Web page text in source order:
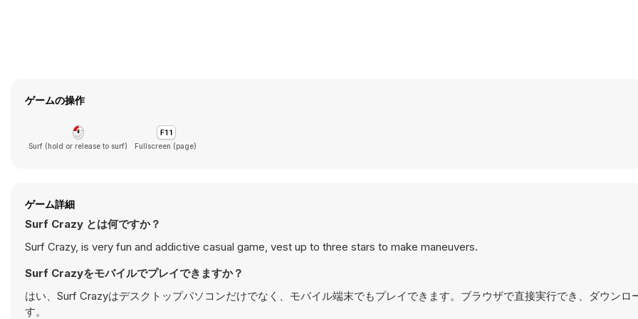
ゲームの操作
Surf (hold or release to surf) Fullscreen (page)
ゲーム詳細
Surf Crazy とは何ですか？
Surf Crazy, is very fun and addictive casual game, vest up to three stars to make maneuvers.
Surf Crazyをモバイルでプレイできますか？
はい、Surf Crazyはデスクトップパソコンだけでなく、モバイル端末でもプレイできます。ブラウザで直接実行でき、ダウンロ
す。